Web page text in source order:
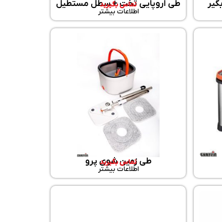
طی اروپایی تخت + سطل مستطیل
تماس بگیرید
اطلاعات بیشتر
طی زمین شوی پرو
تماس بگیرید
اطلاعات بیشتر